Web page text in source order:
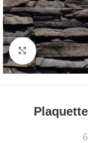
Agrandir